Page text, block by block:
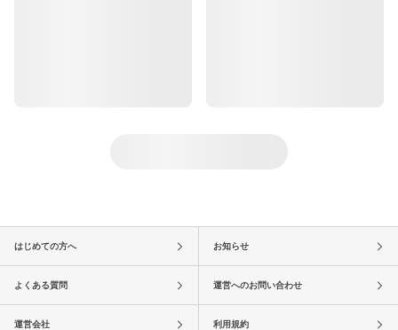
はじめての方へ お知らせ
よくある質問 運営へのお問い合わせ
運営会社 利用規約